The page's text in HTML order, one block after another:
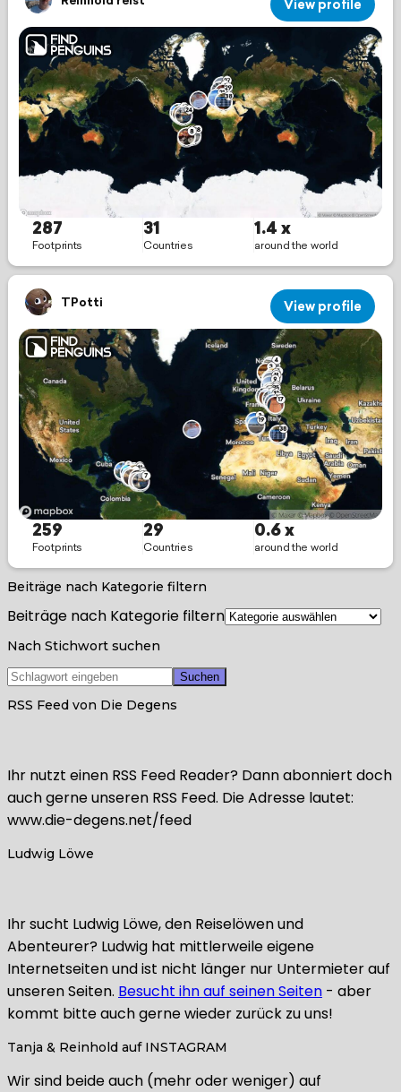
Beiträge nach Kategorie filtern
Beiträge nach Kategorie filtern
Nach Stichwort suchen
RSS Feed von Die Degens
Ihr nutzt einen RSS Feed Reader? Dann abonniert doch
auch gerne unseren RSS Feed. Die Adresse lautet:
www.die-degens.net/feed
Ludwig Löwe
Ihr sucht Ludwig Löwe, den Reiselöwen und
Abenteurer? Ludwig hat mittlerweile eigene
Internetseiten und ist nicht länger nur Untermieter auf
unseren Seiten. Besucht ihn auf seinen Seiten - aber
kommt bitte auch gerne wieder zurück zu uns!
Tanja & Reinhold auf INSTAGRAM
Wir sind beide auch (mehr oder weniger) auf